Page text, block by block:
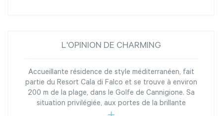
L'OPINION DE CHARMING
Accueillante résidence de style méditerranéen, fait
partie du Resort Cala di Falco et se trouve à environ
200 m de la plage, dans le Golfe de Cannigione. Sa
situation privilégiée, aux portes de la brillante